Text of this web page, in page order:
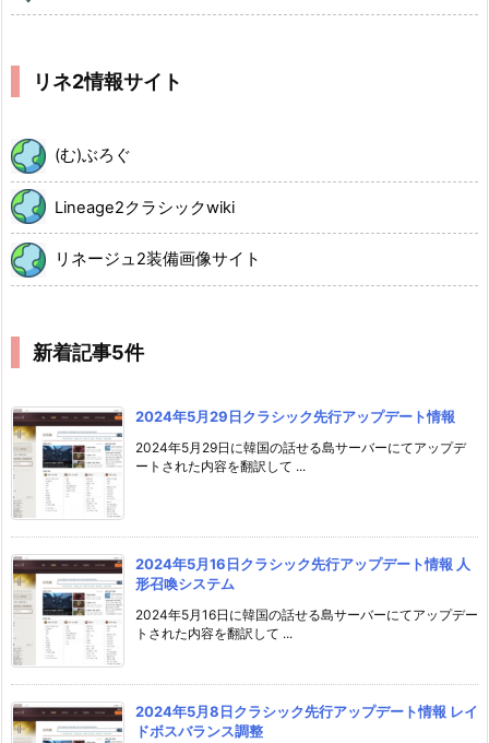
リネ2情報サイト
(む)ぶろぐ
Lineage2クラシックwiki
リネージュ2装備画像サイト
新着記事5件
2024年5月29日クラシック先行アップデート情報
2024年5月29日に韓国の話せる島サーバーにてアップデ
ートされた内容を翻訳して ...
2024年5月16日クラシック先行アップデート情報 人
形召喚システム
2024年5月16日に韓国の話せる島サーバーにてアップデー
トされた内容を翻訳して ...
2024年5月8日クラシック先行アップデート情報 レイ
ドボスバランス調整